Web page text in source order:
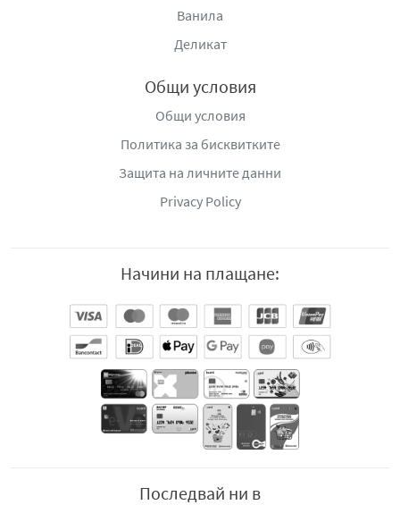
Ванила
Деликат
Общи условия
Общи условия
Политика за бисквитките
Защита на личните данни
Privacy Policy
Начини на плащане:
Последвай ни в